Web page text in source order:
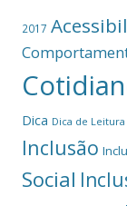
2017
Dica Dica de Leitura
Inclusão
Social